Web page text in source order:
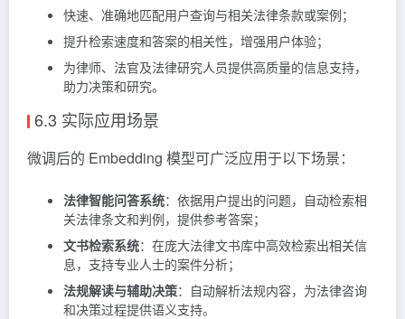
快速、准确地匹配用户查询与相关法律条款或案例；
提升检索速度和答案的相关性，增强用户体验；
为律师、法官及法律研究人员提供高质量的信息支持，
助力决策和研究。
6.3 实际应用场景
微调后的 Embedding 模型可广泛应用于以下场景：
法律智能问答系统：依据用户提出的问题，自动检索相
关法律条文和判例，提供参考答案；
文书检索系统：在庞大法律文书库中高效检索出相关信
息，支持专业人士的案件分析；
法规解读与辅助决策：自动解析法规内容，为法律咨询
和决策过程提供语义支持。